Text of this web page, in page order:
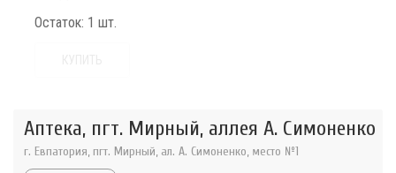
Остаток: 1 шт.
Аптека, пгт. Мирный, аллея А. Симоненко
г. Евпатория, пгт. Мирный, ал. А. Симоненко, место №1